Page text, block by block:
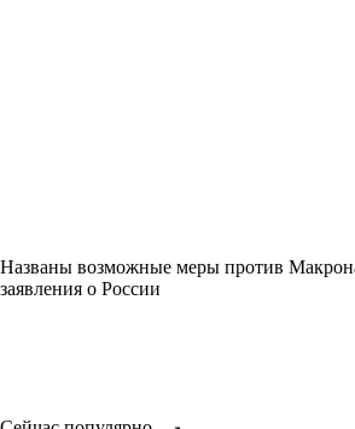
Названы возможные меры против
заявления о России